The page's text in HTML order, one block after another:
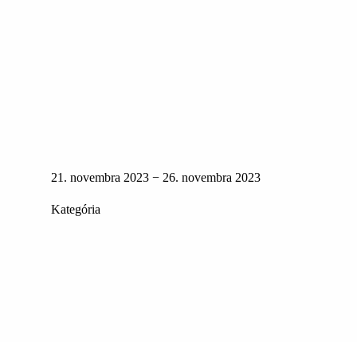
21. novembra 2023 − 26. novembra 2023
Kategória